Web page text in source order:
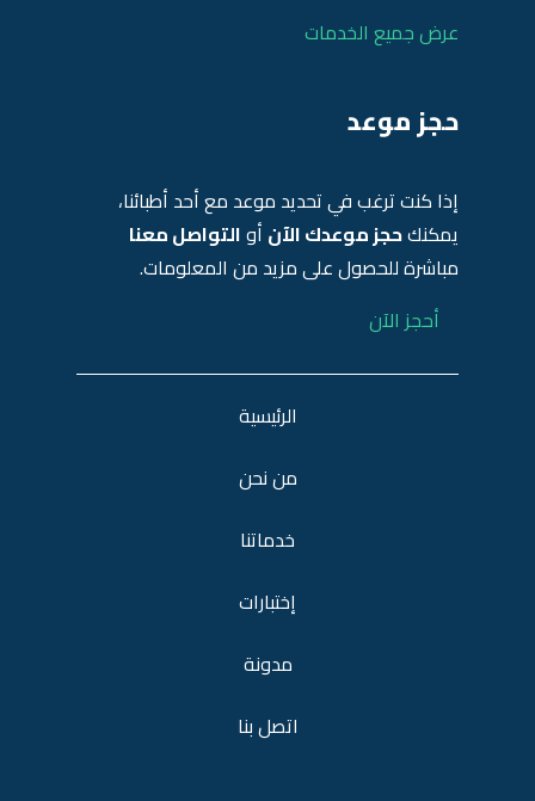
عرض جميع الخدمات
حجز موعد
إذا كنت ترغب في تحديد موعد مع أحد أطبائنا،
يمكنكحجز موعدك الآن أوالتواصل معنا
مباشرة للحصول على مزيد من المعلومات.
أحجز الآن
الرئيسية
من نحن
خدماتنا
إختبارات
مدونة
اتصل بنا